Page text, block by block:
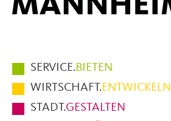
Hauptmenüpunkte
im
Fußbereich
der
SERVICE.BIETEN
WIRTSCHAFT.ENTWICKELN
STADT.GESTALTEN